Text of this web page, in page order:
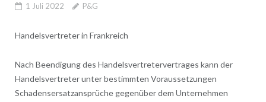
1 Juli 2022 P&G
Handelsvertreter in Frankreich
Nach Beendigung des Handelsvertretervertrages kann der
Handelsvertreter unter bestimmten Voraussetzungen
Schadensersatzansprüche gegenüber dem Unternehmen